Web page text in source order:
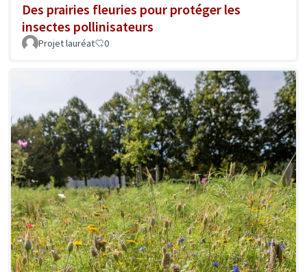
Des prairies fleuries pour protéger les
insectes pollinisateurs
Projet lauréat 0